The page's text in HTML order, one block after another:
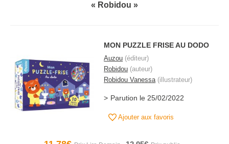
Robidou
MON PUZZLE FRISE AU DODO
Auzou (éditeur)
Robidou (auteur)
Robidou Vanessa(illustrateur)
Parution le 25/02/2022
Ajouter aux favoris